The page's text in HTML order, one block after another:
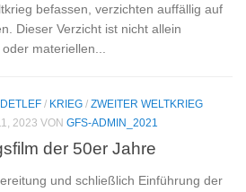
befassen, verzichten auffällig auf
Dieser Verzicht ist nicht allein
materiellen...
/ KRIEG / ZWEITER WELTKRIEG
2023 VON GFS-ADMIN_2021
der 50er Jahre
und schließlich Einführung der